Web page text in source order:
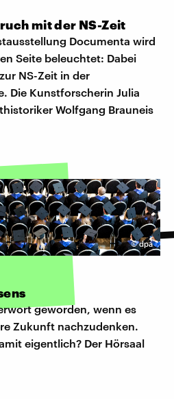
mit der NS-Zeit
Documenta wird
Seite beleuchtet: Dabei
NS-Zeit in der
Die Kunstforscherin Julia
Wolfgang Brauneis
©dpa
geworden, wenn es
Zukunft nachzudenken.
eigentlich? Der Hörsaal